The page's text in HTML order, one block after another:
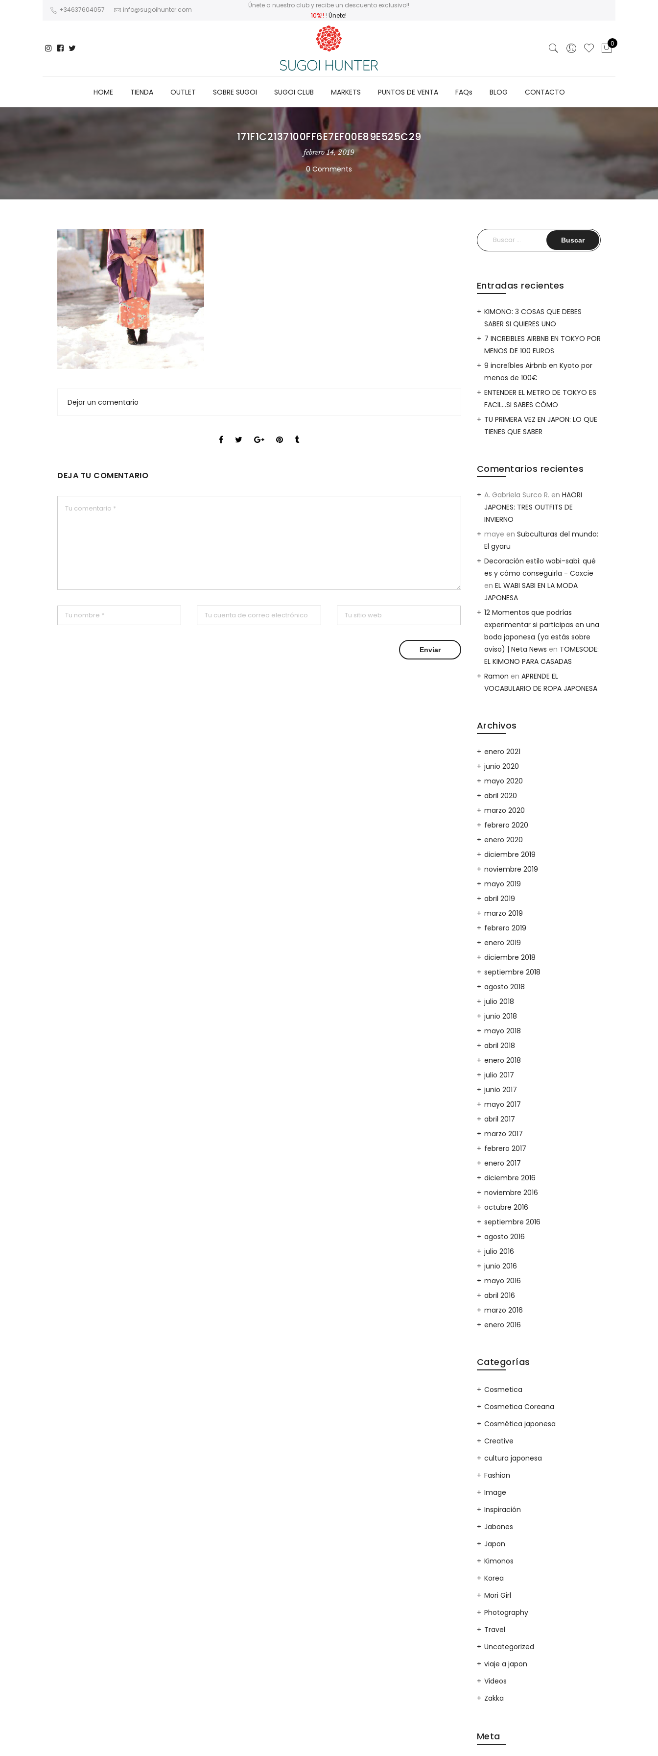
+34637604057 info@sugoihunter.com
Únete a nuestro club y recibe un descuento exclusivo!!
10%!! !Únete!
0
HOME TIENDA OUTLET SOBRE SUGOI SUGOI CLUB MARKETS PUNTOS DE VENTA FAQs BLOG CONTACTO
171F1C2137100FF6E7EF00E89E525C29
febrero 14, 2019
0 Comments
Dejar un comentario
DEJA TU COMENTARIO
Buscar:
Entradas recientes
KIMONO: 3 COSAS QUE DEBES
SABER SI QUIERES UNO
7 INCREIBLES AIRBNB EN TOKYO POR
MENOS DE 100 EUROS
9 increíbles Airbnb en Kyoto por
menos de 100€
ENTENDER EL METRO DE TOKYO ES
FACIL…SI SABES CÓMO
TU PRIMERA VEZ EN JAPON: LO QUE
TIENES QUE SABER
Comentarios recientes
A. Gabriela Surco R. en HAORI
JAPONES: TRES OUTFITS DE
INVIERNO
maye en Subculturas del mundo:
El gyaru
Decoración estilo wabi-sabi: qué
es y cómo conseguirla - Coxcie
en EL WABI SABI EN LA MODA
JAPONESA
12 Momentos que podrías
experimentar si participas en una
boda japonesa (ya estás sobre
aviso) | Neta News en TOMESODE:
EL KIMONO PARA CASADAS
Ramon en APRENDE EL
VOCABULARIO DE ROPA JAPONESA
Archivos
enero 2021
junio 2020
mayo 2020
abril 2020
marzo 2020
febrero 2020
enero 2020
diciembre 2019
noviembre 2019
mayo 2019
abril 2019
marzo 2019
febrero 2019
enero 2019
diciembre 2018
septiembre 2018
agosto 2018
julio 2018
junio 2018
mayo 2018
abril 2018
enero 2018
julio 2017
junio 2017
mayo 2017
abril 2017
marzo 2017
febrero 2017
enero 2017
diciembre 2016
noviembre 2016
octubre 2016
septiembre 2016
agosto 2016
julio 2016
junio 2016
mayo 2016
abril 2016
marzo 2016
enero 2016
Categorías
Cosmetica
Cosmetica Coreana
Cosmética japonesa
Creative
cultura japonesa
Fashion
Image
Inspiración
Jabones
Japon
Kimonos
Korea
Mori Girl
Photography
Travel
Uncategorized
viaje a japon
Videos
Zakka
Meta